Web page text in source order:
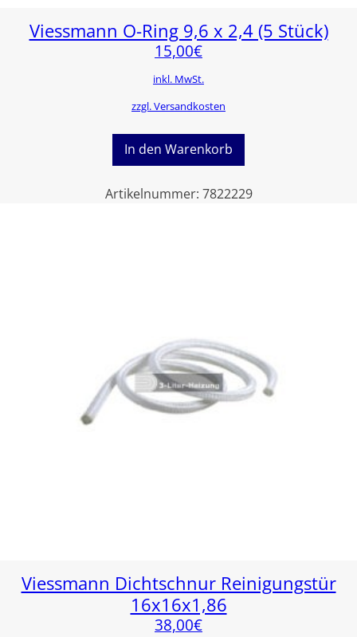
Viessmann O-Ring 9,6 x 2,4 (5 Stück)
15,00€
inkl. MwSt.
zzgl. Versandkosten
In den Warenkorb
Artikelnummer: 7822229
Viessmann Dichtschnur Reinigungstür
16x16x1,86
38,00€